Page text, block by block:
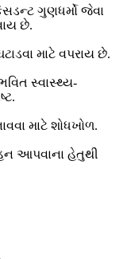
ગુણધર્મો જેવા
છે.
માટે વપરાય છે.
સ્વાસ્થ્ય-
માટે શોધખોળ.
આપવાના હેતુથી